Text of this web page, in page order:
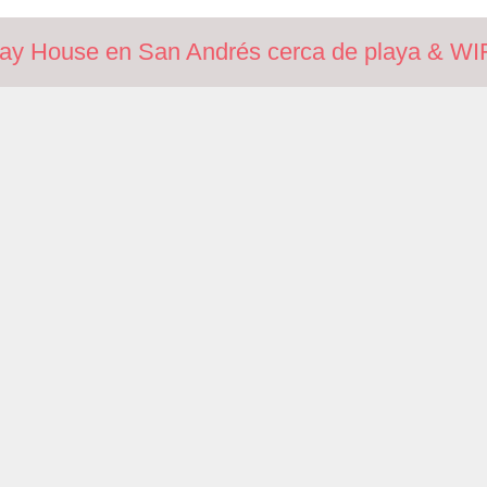
House en San Andrés cerca de playa &